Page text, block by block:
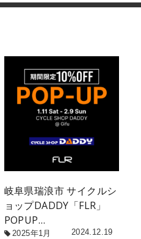
岐阜県瑞浪市 サイクルシ
ョップDADDY「FLR」
POPUP…
2025年1月 2024.12.19